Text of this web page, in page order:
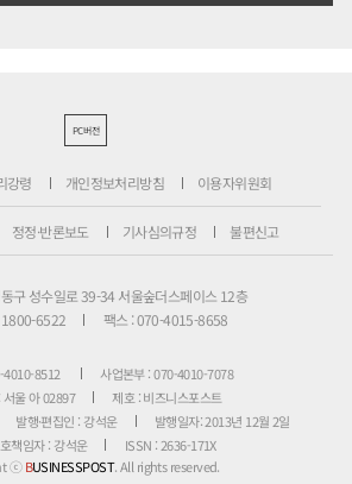
PC버전
강령 개인정보처리방침 이용자위원회
정정·반론보도 기사심의규정 불편신고
구 성수일로 39-34 서울숲더스페이스 12층
1800-6522
팩스 : 070-4015-8658
4010-8512
사업본부 : 070-4010-7078
서울 아 02897
제호 : 비즈니스포스트
발행·편집인 : 강석운
발행일자: 2013년 12월 2일
책임자 : 강석운
ISSN : 2636-171X
ⓒBUSINESSPOST. All rights reserved.